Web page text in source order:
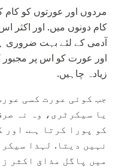
مردوں اور عورتوں کو
کام دونوں میں. اور اکثر
آدمی کے لئے بہت ضروری
اور عورت کو اس پر
زیادہ چاہیں.
جب کوئی عورت کسی
یا سیکرٹری، وہ نہ
کو پورا کرتا ہے. اور
نہیں دیتا. لہذا
میں پاگل مذاق اکثر